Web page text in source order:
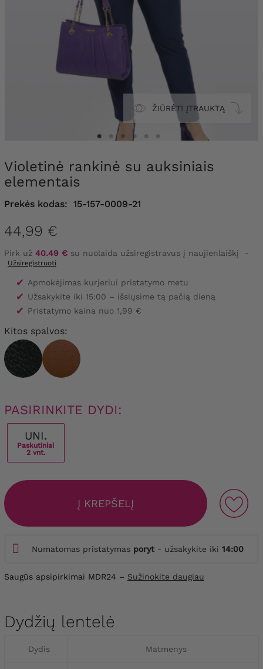
ŽIŪRĖTI ĮTRAUKTĄ
Violetinė rankinė su auksiniais
elementais
Prekės kodas: 15-157-0009-21
44,99 €
Pirk už 40.49 € su nuolaida užsiregistravus į naujienlaiškį -
Užsiregistruoti
✔ Apmokėjimas kurjeriui pristatymo metu
✔ Užsakykite iki 15:00 – išsiųsime tą pačią dieną
✔ Pristatymo kaina nuo 1,99 €
Kitos spalvos:
PASIRINKITE DYDI:
UNI.
Paskutiniai
2 vnt.
Į KREPŠELĮ
Numatomas pristatymas poryt - užsakykite iki 14:00
Saugūs apsipirkimai MDR24 – Sužinokite daugiau
Dydžių lentelė
Dydis Matmenys